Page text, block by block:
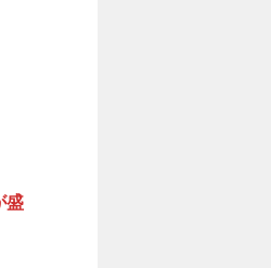
盛